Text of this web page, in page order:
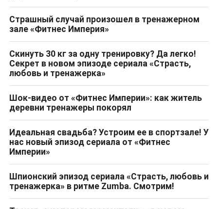
Страшный случай произошел в тренажерном
зале «Фитнес Империя»
Скинуть 30 кг за одну тренировку? Да легко!
Секрет в новом эпизоде сериала «Страсть,
любовь и тренажерка»
Шок-видео от «Фитнес Империи»: как житель
деревни тренажеры покорял
Идеальная свадьба? Устроим ее в спортзале! У
нас новый эпизод сериала от «Фитнес
Империи»
Шпионский эпизод сериала «Страсть, любовь и
тренажерка» в ритме Zumba. Смотрим!